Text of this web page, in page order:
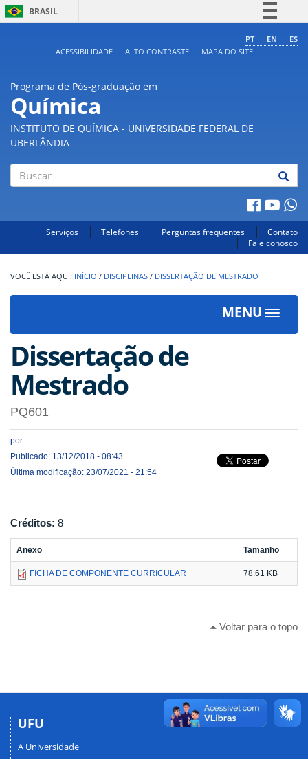
BRASIL
Comunica BR
PT EN
ES
ACESSIBILIDADE
ALTO CONTRASTE MAPA DO SITE
Programa de Pós-graduação em
Química
INSTITUTO DE QUÍMICA - UNIVERSIDADE FEDERAL DE
UBERLÂNDIA
Serviços Telefones Perguntas frequentes
Contato
Fale conosco
INÍCIO / DISCIPLINAS / DISSERTAÇÃO DE MESTRADO
MENU
Toggle
Dissertação de
Mestrado
PQ601
por
Publicado: 13/12/2018 - 08:43
Última modificação: 23/07/2021 - 21:54
Créditos: 8
Anexo Tamanho
FICHA DE COMPONENTE CURRICULAR 78.61 KB
Voltar para o topo
UFU
A Universidade